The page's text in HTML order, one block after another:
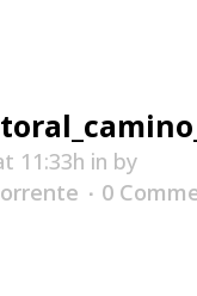
11:33h in by
0